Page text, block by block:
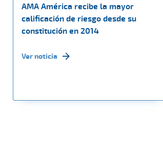
AMA América recibe la mayor
calificación de riesgo desde su
constitución en 2014
Ver noticia